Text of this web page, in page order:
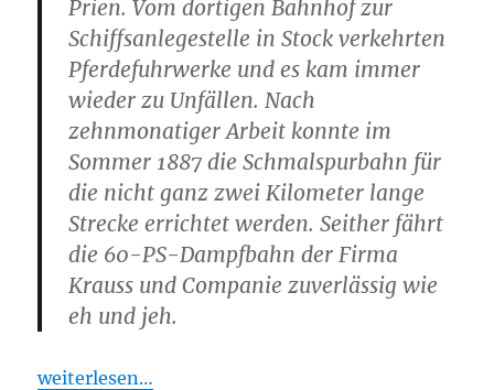
Prien. Vom dortigen Bahnhof zur
Schiffsanlegestelle in Stock verkehrten
Pferdefuhrwerke und es kam immer
wieder zu Unfällen. Nach
zehnmonatiger Arbeit konnte im
Sommer 1887 die Schmalspurbahn für
die nicht ganz zwei Kilometer lange
Strecke errichtet werden. Seither fährt
die 60-PS-Dampfbahn der Firma
Krauss und Companie zuverlässig wie
eh und jeh.
weiterlesen…